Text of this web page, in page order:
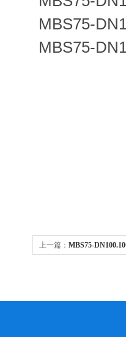
MBS75-
MBS75-
上一篇： MBS75-